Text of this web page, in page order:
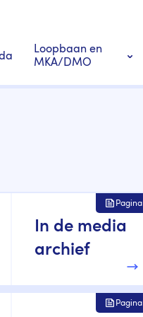
Loopbaan en
MKA/DMO
In de media
archief
Pagina
Pagina